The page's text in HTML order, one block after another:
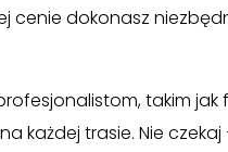
cenie dokonasz
takim jak
każdej trasie. Nie